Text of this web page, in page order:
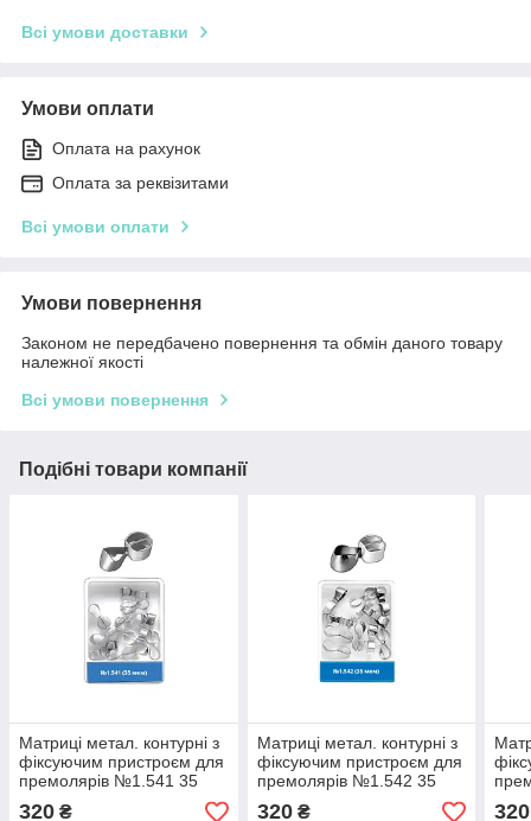
Всі умови доставки
Умови оплати
Оплата на рахунок
Оплата за реквізитами
Всі умови оплати
Умови повернення
Законом не передбачено повернення та обмін даного товару
належної якості
Всі умови повернення
Подібні товари компанії
Матриці метал. контурні з
фіксуючим пристроєм для
премолярів №1.541 35
мкм
320 ₴
Матриці метал. контурні з
фіксуючим пристроєм для
премолярів №1.542 35
мкм
320₴
мкм
320